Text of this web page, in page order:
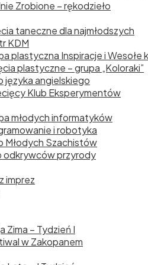
Zrobione – rękodzieło
taneczne dla najmłodszych
KDM
plastyczna Inspiracje i Wesołe
plastyczne – grupa „Koloraki”
języka angielskiego
Klub Eksperymentów
młodych informatyków
i robotyka
Młodych Szachistów
odkrywców przyrody
imprez
Zima – Tydzień I
w Zakopanem